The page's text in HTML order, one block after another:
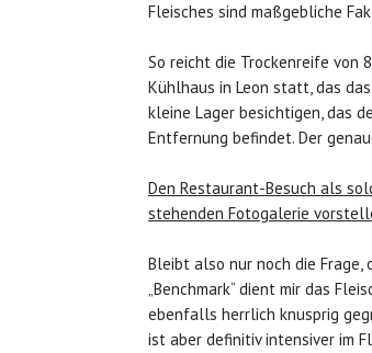
Fleisches sind maßgebliche
So reicht die Trockenreife von
Kühlhaus in Leon statt, das
kleine Lager besichtigen, das
Entfernung befindet. Der
Den Restaurant-Besuch als
stehenden Fotogalerie
Bleibt also nur noch die Frage,
„Benchmark“ dient mir das
ebenfalls herrlich knusprig
ist aber definitiv intensiver im